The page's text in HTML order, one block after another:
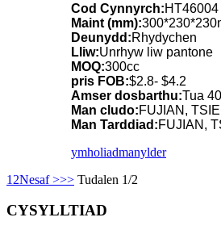
Cod Cynnyrch:HT46004
Maint (mm):
Deunydd:Rhydychen
Lliw:Unrhyw liw pantone
MOQ:300cc
pris FOB:$2.8- $4.2
Amser dosbarthu:Tua
Man cludo:FUJIAN,
Man Tarddiad:FUJIAN,
ymholiadmanylder
1 2Nesaf >>> Tudalen 1/2
CYSYLLTIAD